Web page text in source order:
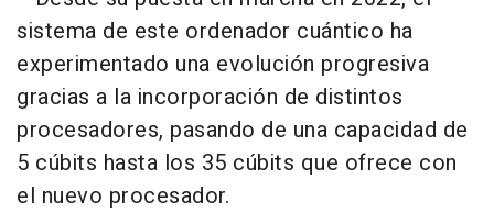
sistema de este ordenador cuántico ha
experimentado una evolución progresiva
gracias a la incorporación de distintos
procesadores, pasando de una capacidad de
5 cúbits hasta los 35 cúbits que ofrece con
el nuevo procesador.